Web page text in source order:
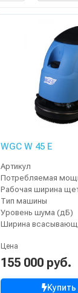
WGC W 45 E
Артикул
Тип машины
Уровень шума (дБ)
Цена
155 000 руб.
Купить